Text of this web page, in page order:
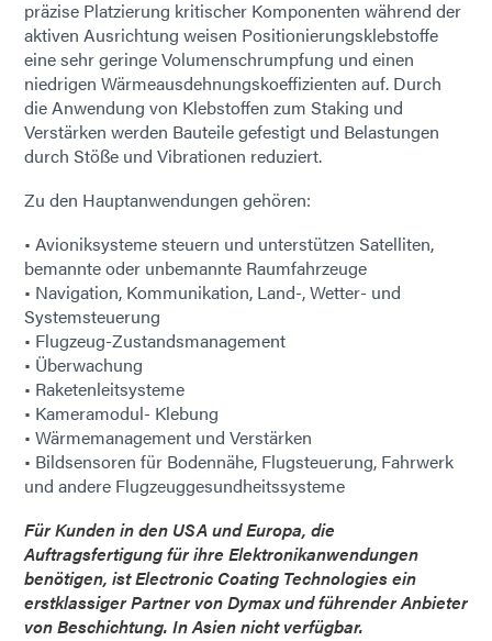
präzise Platzierung kritischer Komponenten während der
aktiven Ausrichtung weisen Positionierungsklebstoffe
eine sehr geringe Volumenschrumpfung und einen
niedrigen Wärmeausdehnungskoeffizienten auf. Durch
die Anwendung von Klebstoffen zum Staking und
Verstärken werden Bauteile gefestigt und Belastungen
durch Stöße und Vibrationen reduziert.
Zu den Hauptanwendungen gehören:
• Avioniksysteme steuern und unterstützen Satelliten,
bemannte oder unbemannte Raumfahrzeuge
• Navigation, Kommunikation, Land-, Wetter- und
Systemsteuerung
• Flugzeug-Zustandsmanagement
• Überwachung
• Raketenleitsysteme
• Kameramodul- Klebung
• Wärmemanagement und Verstärken
• Bildsensoren für Bodennähe, Flugsteuerung, Fahrwerk
und andere Flugzeuggesundheitssysteme
Für Kunden in den USA und Europa, die
Auftragsfertigung für ihre Elektronikanwendungen
benötigen, ist Electronic Coating Technologies ein
erstklassiger Partner von Dymax und führender Anbieter
von Beschichtung. In Asien nicht verfügbar.